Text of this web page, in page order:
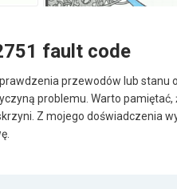
fault code
przewodów lub stanu
problemu. Warto
Z mojego doświadczenia